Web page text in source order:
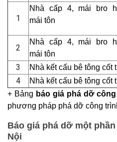
1
Nhà cấp 4, mái bro
mái tôn
2
Nhà cấp 4, mái bro
mái tôn
3 Nhà kết cấu bê tông cốt
4 Nhà kết cấu bê tông cốt
+ Bảng báo giá phá dỡ
phương pháp phá dỡ công
Báo giá phá dỡ một
Nội